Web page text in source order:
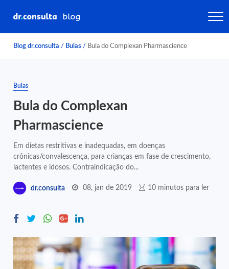
Blog dr.consulta / Bulas / Bula do Complexan Pharmascience
Bulas
Bula do Complexan
Pharmascience
Em dietas restritivas e inadequadas, em doenças
crônicas/convalescença, para crianças em fase de crescimento,
lactentes e idosos. Contraindicação do...
dr.consulta 08, jan de 2019 10 minutos para ler